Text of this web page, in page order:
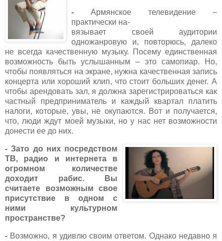
- Армянское телевидение –
практически на-
вязывает своей аудитории
одножанровую и, повторюсь, далеко
не всегда качественную музыку. Посему единственная
возможность быть услышанным – это самопиар. Но,
чтобы появляться на экране, нужна качественная запись
концерта или хороший клип, что стоит больших денег. А
чтобы арендовать зал, я должна зарегистрироваться как
частный предприниматель и каждый квартал платить
налоги, которые, увы, не окупаются. Вот и получается,
что, люди ждут моей музыки, но у нас нет возможности
донести ее до них.
- Зато до них посредством
ТВ, радио и интернета в
огромном количестве
доходит рабис. Вы
считаете возможным свое
присутствие в одном с
ними культурном
пространстве?
- Возможно, я удивлю своим ответом. Однако недавно я